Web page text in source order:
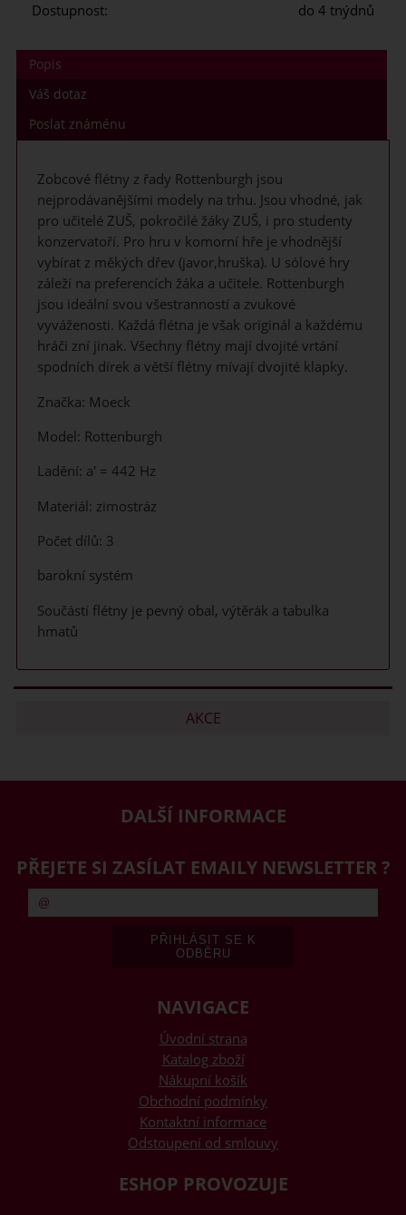
Dostupnost: do 4 tnýdnů
Popis
Váš dotaz
Poslat známénu
Zobcové flétny z řady Rottenburgh jsou
nejprodávanějšími modely na trhu. Jsou vhodné, jak
pro učitelé ZUŠ, pokročilé žáky ZUŠ, i pro studenty
konzervatoří. Pro hru v komorní hře je vhodnější
vybírat z měkých dřev (javor,hruška). U sólové hry
záleží na preferencích žáka a učitele. Rottenburgh
jsou ideální svou všestranností a zvukové
vyváženosti. Každá flétna je však originál a každému
hráči zní jinak. Všechny flétny mají dvojité vrtání
spodních dírek a větší flétny mívají dvojité klapky.
Značka: Moeck
Model: Rottenburgh
Ladění: a' = 442 Hz
Materiál: zimostráz
Počet dílů: 3
barokní systém
Součástí flétny je pevný obal, výtěrák a tabulka
hmatů
AKCE
DALŠÍ INFORMACE
PŘEJETE SI ZASÍLAT EMAILY NEWSLETTER ?
NAVIGACE
Úvodní strana
Katalog zboží
Nákupní košík
Obchodní podmínky
Kontaktní informace
Odstoupení od smlouvy
ESHOP PROVOZUJE